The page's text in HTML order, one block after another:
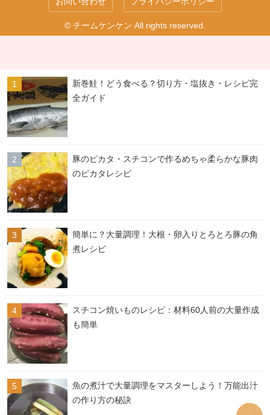
© チームケンケン All rights reserved.
新巻鮭！どう食べる？切り方・塩抜き・レシピ完
全ガイド
豚のピカタ・スチコンで作るめちゃ柔らかな豚肉
のピカタレシピ
簡単に？大量調理！大根・卵入りとろとろ豚の角
煮レシピ
スチコン焼いものレシピ：材料60人前の大量作成
も簡単
魚の煮汁で大量調理をマスターしよう！万能出汁
の作り方の秘訣